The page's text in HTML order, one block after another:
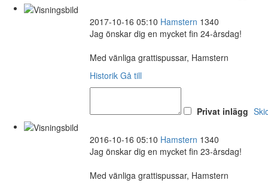
2017-10-16 05:10 Hamstern 1340
Jag önskar dig en mycket fin 24-årsdag!
Med vänliga grattispussar, Hamstern
Historik Gå till
Privat inlägg
2016-10-16 05:10 Hamstern 1340
Jag önskar dig en mycket fin 23-årsdag!
Med vänliga grattispussar, Hamstern